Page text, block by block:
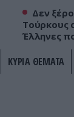
Δεν
Τούρκους
Έλληνες
ΚΥΡΙΑ ΘΕΜΑΤΑ